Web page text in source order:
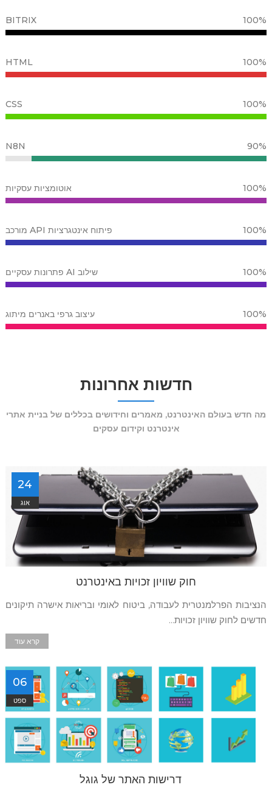
BITRIX 100%
HTML 100%
CSS 100%
N8N 90%
אוטומציות עסקיות 100%
פיתוח אינטגרציות API מורכב 100%
שילוב AI פתרונות עסקיים 100%
עיצוב גרפי באנרים מיתוג 100%
חדשות אחרונות
מה חדש בעולם האינטרנט, מאמרים וחידושים בכללים של בניית אתרי
אינטרנט וקידום עסקים
24
אוג
חוק שוויון זכויות באינטרנט
הנציבות הפרלמנטרית לעבודה, ביטוח לאומי ובריאות אישרה תיקונים
חדשים לחוק שוויון זכויות...
קרא עוד
06
ספט
דרישות האתר של גוגל